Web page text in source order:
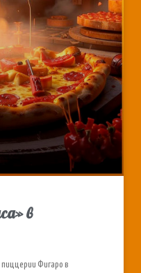
в
пиццерии Фигаро в